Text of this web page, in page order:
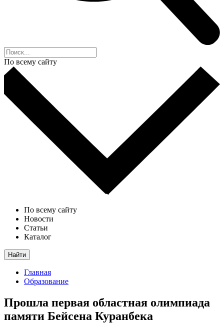
По всему сайту
По всему сайту
Новости
Статьи
Каталог
Найти
Главная
Образование
Прошла первая областная олимпиада
памяти Бейсена Куранбека